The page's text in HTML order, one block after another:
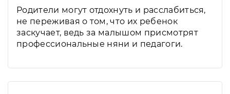
Родители могут отдохнуть и расслабиться,
не переживая о том, что их ребенок
заскучает, ведь за малышом присмотрят
профессиональные няни и педагоги.